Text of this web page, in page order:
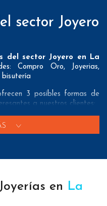
sector Joyero
del sector Joyero en La
Compro Oro, Joyerias,
bisutería
3 posibles formas de
a nuestros clientes:
nuestros/as Bases de datos
tanto teléfonos fijos como
nuestros clientes puedan
en La